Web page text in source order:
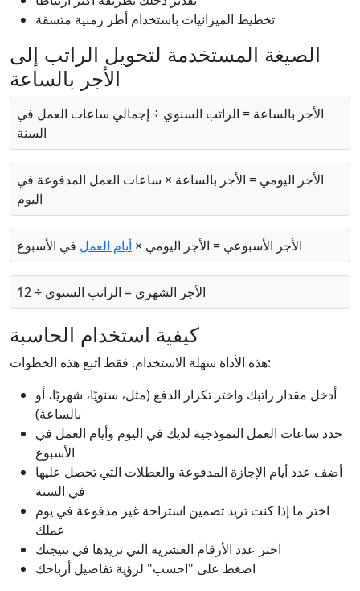
تخطيط الميزانيات باستخدام أطر زمنية متسقة
الصيغة المستخدمة لتحويل الراتب إلى
الأجر بالساعة
الأجر بالساعة = الراتب السنوي ÷ إجمالي ساعات العمل في
السنة
الأجر اليومي = الأجر بالساعة × ساعات العمل المدفوعة في
اليوم
الأجر الأسبوعي = الأجر اليومي × أيام العمل في الأسبوع
الأجر الشهري = الراتب السنوي ÷ 12
كيفية استخدام الحاسبة
هذه الأداة سهلة الاستخدام. فقط اتبع هذه الخطوات:
أدخل مقدار راتبك واختر تكرار الدفع (مثل، سنويًا، شهريًا، أو
بالساعة)
حدد ساعات العمل النموذجية لديك في اليوم وأيام العمل في
الأسبوع
أضف عدد أيام الإجازة المدفوعة والعطلات التي تحصل عليها
في السنة
اختر ما إذا كنت تريد تضمين استراحة غير مدفوعة في يوم
عملك
اختر عدد الأرقام العشرية التي تريدها في نتيجتك
اضغط على "احسب" لرؤية تفاصيل أرباحك